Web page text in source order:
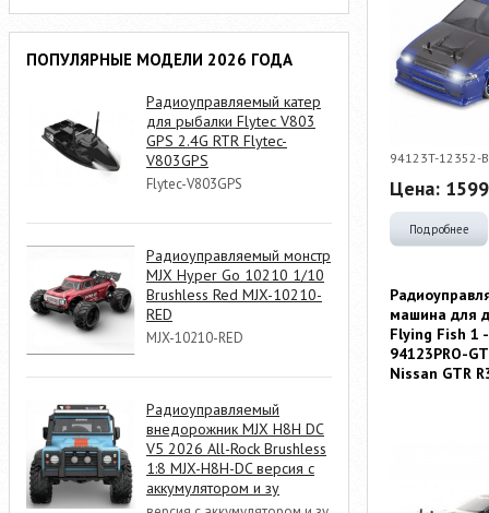
ПОПУЛЯРНЫЕ МОДЕЛИ 2026 ГОДА
Радиоуправляемый катер
для рыбалки Flytec V803
GPS 2.4G RTR Flytec-
V803GPS
Flytec-V803GPS
Радиоуправляемый монстр
MJX Hyper Go 10210 1/10
Brushless Red MJX-10210-
RED
MJX-10210-RED
Радиоуправляемый
внедорожник MJX H8H DC
V5 2026 All-Rock Brushless
1:8 MJX-H8H-DC версия с
аккумулятором и зу
94123T-12352-
Цена:
Подробнее
машина для
Flying Fish 1
94123PRO-
Nissan GTR